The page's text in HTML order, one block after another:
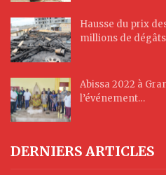
Hausse du prix
millions de
Abissa 2022 à
l’événement…
DERNIERS ARTICLES